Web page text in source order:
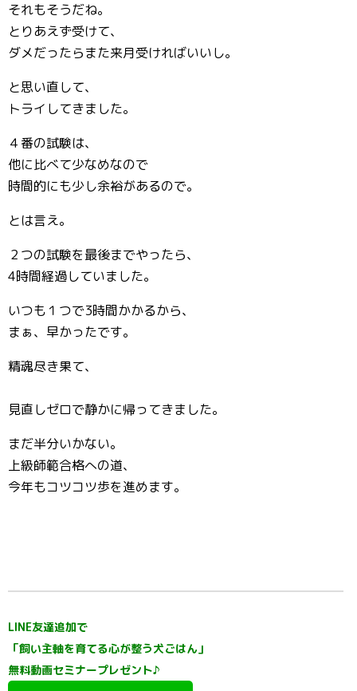
それもそうだね。
とりあえず受けて、
ダメだったらまた来月受ければいいし。
と思い直して、
トライしてきました。
４番の試験は、
他に比べて少なめなので
時間的にも少し余裕があるので。
とは言え。
２つの試験を最後までやったら、
4時間経過していました。
いつも１つで3時間かかるから、
まぁ、早かったです。
精魂尽き果て、
見直しゼロで静かに帰ってきました。
まだ半分いかない。
上級師範合格への道、
今年もコツコツ歩を進めます。
LINE友達追加で
「飼い主軸を育てる心が整う犬ごはん」
無料動画セミナープレゼント♪